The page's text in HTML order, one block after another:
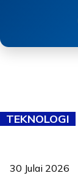
TEKNOLOGI
30 Julai 2026